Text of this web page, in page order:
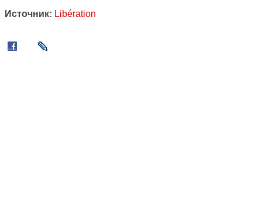
Источник: Libération